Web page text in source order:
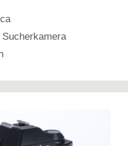
Sucherkamera